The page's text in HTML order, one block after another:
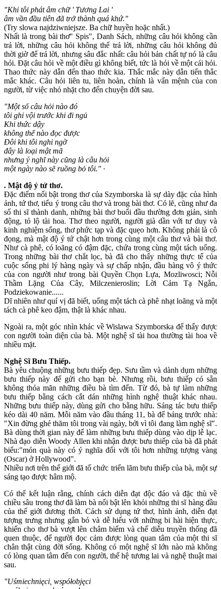
"Khi tôi phát âm chữ ' Tương Lai '
âm vần đầu tiên đã trở thành quá khứ."
(Try slowa najdziwniejsze. Ba chữ huyền hoặc nhất.)
Nhất là trong bài thơ" Spis", Danh Sách, những câu hỏi không cần
trả lời, những câu hỏi không thể trả lời, những câu hỏi không đủ
thời giờ để trả lời, nhưng sâu đắc nhất: câu hỏi bản chất tự nó là câu
hỏi. Đặt câu hỏi về một điều gì không biết, tức là hỏi về một cái hỏi.
Thao thức này dẫn đến thao thức kia. Thắc mắc này dẫn tiến thắc
mắc khác. Câu hỏi liên tu, liên hoàn, chính là vấn mệnh của con
người, từ việc nhỏ nhặt cho đến chuyện đời sau.
"Một số câu hỏi nào đó
tôi ghi vội trước khi đi ngủ
Khi thức dậy
không thể nào đọc được
Đôi khi tôi nghi ngờ
đây là loại mật mã
nhưng ý nghĩ này cũng là câu hỏi
một ngày nào sẽ ruồng bỏ tôi." ·
. Mật độ ý tứ thơ.
Đặc điểm nổi bật trong thơ của Szymborska là sự dày đặc của hình
ảnh, tứ thơ, tiểu ý trong câu thơ và trong bài thơ. Có lẽ, cũng như đa
số thi sĩ thành danh, những bài thơ buổi đầu thường đơn giản, sinh
động, tỏ lộ tài hoa. Thơ theo người, người già dần với tư duy và
kinh nghiệm sống, thơ phức tạp và đặc quẹo hơn. Không phải là cô
đọng, mà mật độ ý tứ chật hơn trong cùng một câu thơ và bài thơ.
Như cà phê, có loãng có đậm đặc, chứa trong cùng một tách uống.
Trong những bài thơ chắt lọc, bà đã cho thấy những thực tế của
cuộc sống phi lý hàng ngày và sự chấp nhận, đầu hàng vô ý thức
của con người như trong bài Quyền Chọn Lựa, Mozliwosci; Nỗi
Thầm Lặng Của Cây, Milczenieroslin; Lời Cảm Tạ Ngắn,
Podziekowanie......
Dĩ nhiên như quí vị đã biết, uống một tách cà phê nhạt loãng và một
tách cà phê keo đậm, thật là khác nhau.
Ngoài ra, một góc nhìn khác về Wislawa Szymborska để thấy được
con người toàn diện của bà. Một nghệ sĩ tài hoa thường tài hoa về
nhiều mặt.
Nghệ Sĩ Bưu Thiếp.
Bà yêu chuộng những bưu thiếp đẹp. Sưu tầm và dành dụm những
bưu thiếp này để gửi cho bạn bè. Nhưng rồi, bưu thiếp có sẵn
không thỏa mãn những điều bà tìm đến. Từ đó, bà tự làm những
bưu thiếp bằng cách cắt dán những hình nghệ thuật khác nhau.
Những bưu thiếp này, dùng gửi cho bằng hữu. Sáng tác bưu thiếp
kéo dài 40 năm. Mỗi năm vào đầu tháng 11, bà để bảng trước nhà:
"Xin đừng ghé thăm tôi trong vài ngày, bởi vì tôi đang làm nghệ sĩ".
Bà dùng thời gian này để làm những bưu thiếp dùng vào dịp lễ lạc.
Nhà đạo diễn Woody Allen khi nhận được bưu thiếp của bà đã phát
biểu:"món quà này có ý nghĩa đối với tôi hơn những tượng vàng
(Oscar) ở Hollywood".
Nhiều nơi trên thế giới đã tổ chức triển lãm bưu thiếp của bà, một sự
sáng tạo được hâm mộ.
Có thể kết luận rằng, chính cách diễn đạt độc đáo và đặc thù về
chiều sâu trong thơ đã làm bà nổi bật lên khỏi những thi sĩ hàng đầu
của thế giới đương thời. Cách sử dụng tứ thơ, hình ảnh, diễn đạt
tượng trưng nhưng gắn bó và dễ hiểu với những bi hài hiện thực,
khiến cho thơ bà vượt lên châm biếm và chế diễu truyền thống đã
quen thuộc, để người đọc cảm được lòng quan tâm của một thi sĩ
chân thật cùng đời sống. Không có một nghệ sĩ lớn nào mà không
có lòng quan tâm đến con người, thế hệ tương lai và nghệ thuật mai
sau.
"Uśmiechnięci, współobjęci